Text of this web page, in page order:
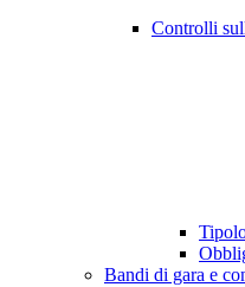
Controlli
Bandi di gara e